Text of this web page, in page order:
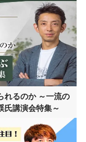
れるのか ～一流の
氏講演会特集～